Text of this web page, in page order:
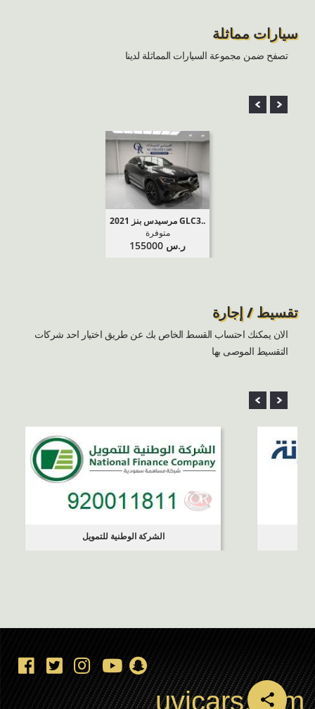
سيارات مماثلة
تصفح ضمن مجموعة السيارات المماثلة لدينا
2021 مرسيدس بنز GLC3..
متوفرة‬
ر.س 155000
تقسيط / إجارة
الان يمكنك احتساب القسط الخاص بك عن طريق اختيار احد شركات
التقسيط الموصى بها
الشركة الوطنية للتمويل
uvicars.com